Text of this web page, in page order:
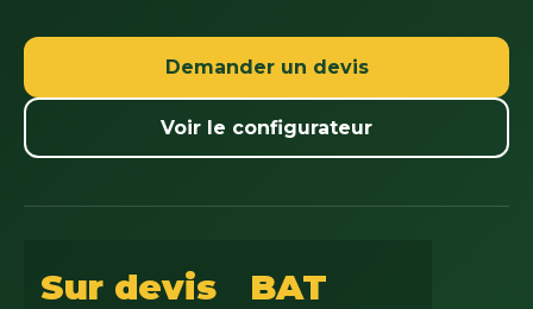
Demander un devis
Voir le configurateur
Sur devis BAT